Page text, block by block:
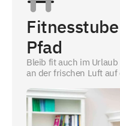
Pfad
Bleib fit auch im
an der frischen Luft